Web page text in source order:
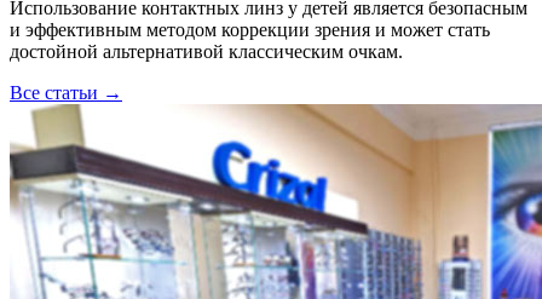
Использование контактных линз у детей является безопасным
и эффективным методом коррекции зрения и может стать
достойной альтернативой классическим очкам.
Все статьи →